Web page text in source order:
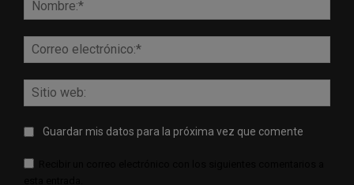
Guardar mis datos para la próxima vez que comente